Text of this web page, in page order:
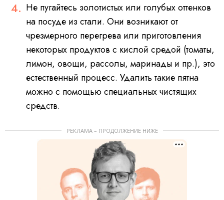
Не пугайтесь золотистых или голубых оттенков
на посуде из стали. Они возникают от
чрезмерного перегрева или приготовления
некоторых продуктов с кислой средой (томаты,
лимон, овощи, рассолы, маринады и пр.), это
естественный процесс. Удалить такие пятна
можно с помощью специальных чистящих
средств.
РЕКЛАМА – ПРОДОЛЖЕНИЕ НИЖЕ